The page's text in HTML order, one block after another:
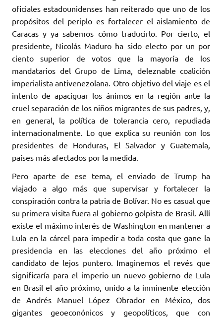
oficiales estadounidenses han reiterado que uno de los
propósitos del periplo es fortalecer el aislamiento de
Caracas y ya sabemos cómo traducirlo. Por cierto, el
presidente, Nicolás Maduro ha sido electo por un por
ciento superior de votos que la mayoría de los
mandatarios del Grupo de Lima, deleznable coalición
imperialista antivenezolana. Otro objetivo del viaje es el
intento de apaciguar los ánimos en la región ante la
cruel separación de los niños migrantes de sus padres, y,
en general, la política de tolerancia cero, repudiada
internacionalmente. Lo que explica su reunión con los
presidentes de Honduras, El Salvador y Guatemala,
países más afectados por la medida.
Pero aparte de ese tema, el enviado de Trump ha
viajado a algo más que supervisar y fortalecer la
conspiración contra la patria de Bolívar. No es casual que
su primera visita fuera al gobierno golpista de Brasil. Allí
existe el máximo interés de Washington en mantener a
Lula en la cárcel para impedir a toda costa que gane la
presidencia en las elecciones del año próximo el
candidato de lejos puntero. Imaginemos el revés que
significaría para el imperio un nuevo gobierno de Lula
en Brasil el año próximo, unido a la inminente elección
de Andrés Manuel López Obrador en México, dos
gigantes geoeconónicos y geopolíticos, que con